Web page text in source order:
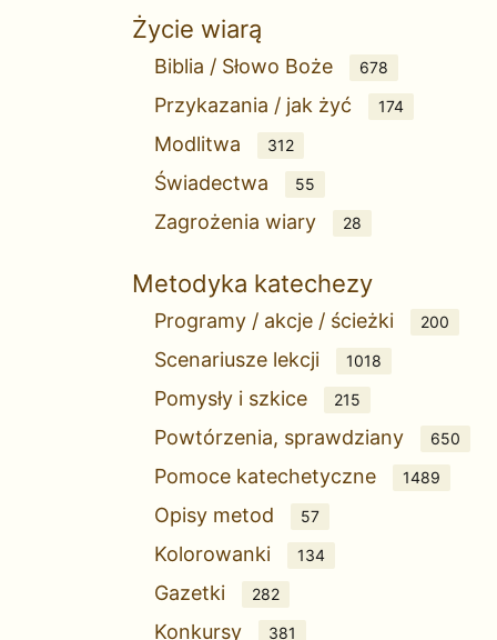
Życie wiarą
Biblia / Słowo Boże 678
Przykazania / jak żyć 174
Modlitwa 312
Świadectwa 55
Zagrożenia wiary 28
Metodyka katechezy
Programy / akcje / ścieżki 200
Scenariusze lekcji 1018
Pomysły i szkice 215
Powtórzenia, sprawdziany 650
Pomoce katechetyczne 1489
Opisy metod 57
Kolorowanki 134
Gazetki 282
Konkursy 381